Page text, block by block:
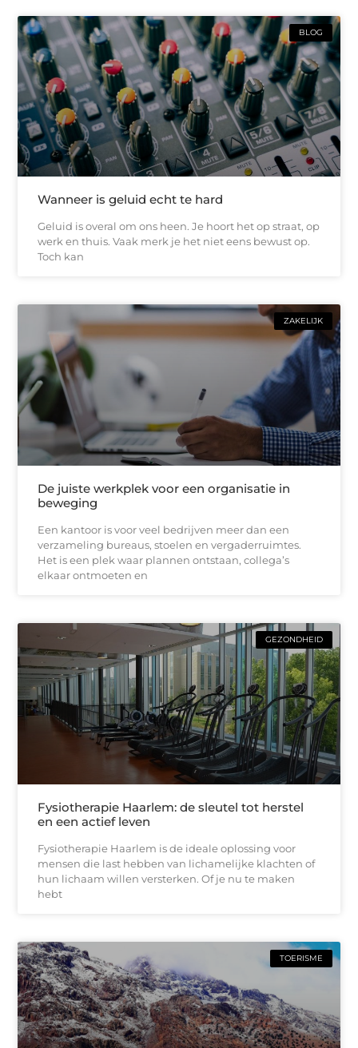
BLOG
Wanneer is geluid echt te hard
Geluid is overal om ons heen. Je hoort het op straat, op
werk en thuis. Vaak merk je het niet eens bewust op.
Toch kan
ZAKELIJK
De juiste werkplek voor een organisatie in
beweging
Een kantoor is voor veel bedrijven meer dan een
verzameling bureaus, stoelen en vergaderruimtes.
Het is een plek waar plannen ontstaan, collega’s
elkaar ontmoeten en
GEZONDHEID
Fysiotherapie Haarlem: de sleutel tot herstel
en een actief leven
Fysiotherapie Haarlem is de ideale oplossing voor
mensen die last hebben van lichamelijke klachten of
hun lichaam willen versterken. Of je nu te maken
hebt
TOERISME